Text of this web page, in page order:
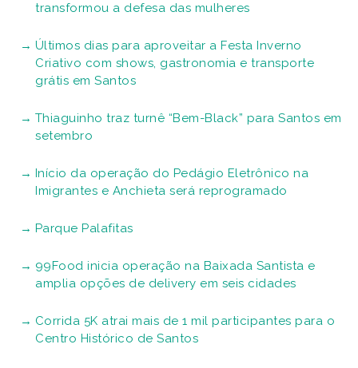
transformou a defesa das mulheres
Últimos dias para aproveitar a Festa Inverno
Criativo com shows, gastronomia e transporte
grátis em Santos
Thiaguinho traz turnê “Bem-Black” para Santos em
setembro
Início da operação do Pedágio Eletrônico na
Imigrantes e Anchieta será reprogramado
Parque Palafitas
99Food inicia operação na Baixada Santista e
amplia opções de delivery em seis cidades
Corrida 5K atrai mais de 1 mil participantes para o
Centro Histórico de Santos